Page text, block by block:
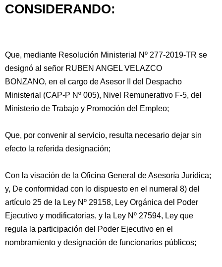
CONSIDERANDO:
Que, mediante Resolución Ministerial Nº 277-2019-TR se
designó al señor RUBEN ANGEL VELAZCO
BONZANO, en el cargo de Asesor II del Despacho
Ministerial (CAP-P Nº 005), Nivel Remunerativo F-5, del
Ministerio de Trabajo y Promoción del Empleo;
Que, por convenir al servicio, resulta necesario dejar sin
efecto la referida designación;
Con la visación de la Oficina General de Asesoría Jurídica;
y, De conformidad con lo dispuesto en el numeral 8) del
artículo 25 de la Ley Nº 29158, Ley Orgánica del Poder
Ejecutivo y modificatorias, y la Ley Nº 27594, Ley que
regula la participación del Poder Ejecutivo en el
nombramiento y designación de funcionarios públicos;